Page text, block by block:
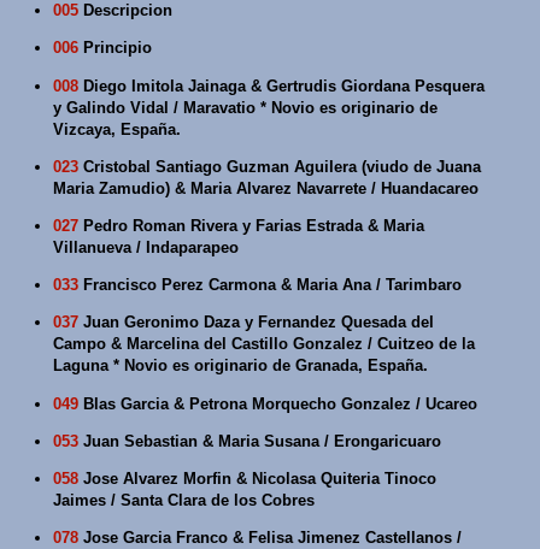
005 Descripcion
006 Principio
008 Diego Imitola Jainaga & Gertrudis Giordana Pesquera
y Galindo Vidal / Maravatio * Novio es originario de
Vizcaya, España.
023 Cristobal Santiago Guzman Aguilera (viudo de Juana
Maria Zamudio) & Maria Alvarez Navarrete / Huandacareo
027 Pedro Roman Rivera y Farias Estrada & Maria
Villanueva / Indaparapeo
033 Francisco Perez Carmona & Maria Ana / Tarimbaro
037 Juan Geronimo Daza y Fernandez Quesada del
Campo & Marcelina del Castillo Gonzalez / Cuitzeo de la
Laguna * Novio es originario de Granada, España.
049 Blas Garcia & Petrona Morquecho Gonzalez / Ucareo
053 Juan Sebastian & Maria Susana / Erongaricuaro
058 Jose Alvarez Morfin & Nicolasa Quiteria Tinoco
Jaimes / Santa Clara de los Cobres
078 Jose Garcia Franco & Felisa Jimenez Castellanos /